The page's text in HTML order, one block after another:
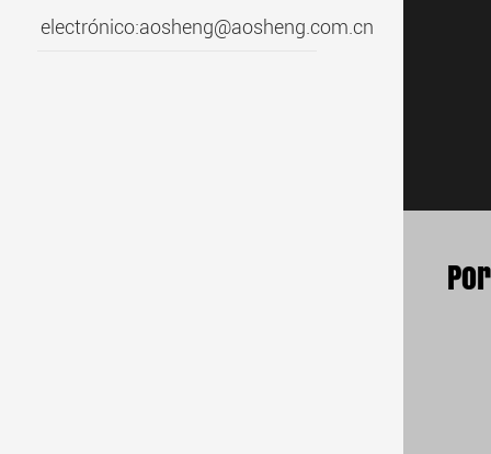
electrónico:aosheng@aosheng.com.cn